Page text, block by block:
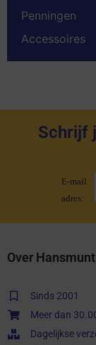
Penningen
Accessoires
Schrijf
E-mail
adres:
Over Hansmunt
Sinds 2001
Meer dan
Dagelijkse